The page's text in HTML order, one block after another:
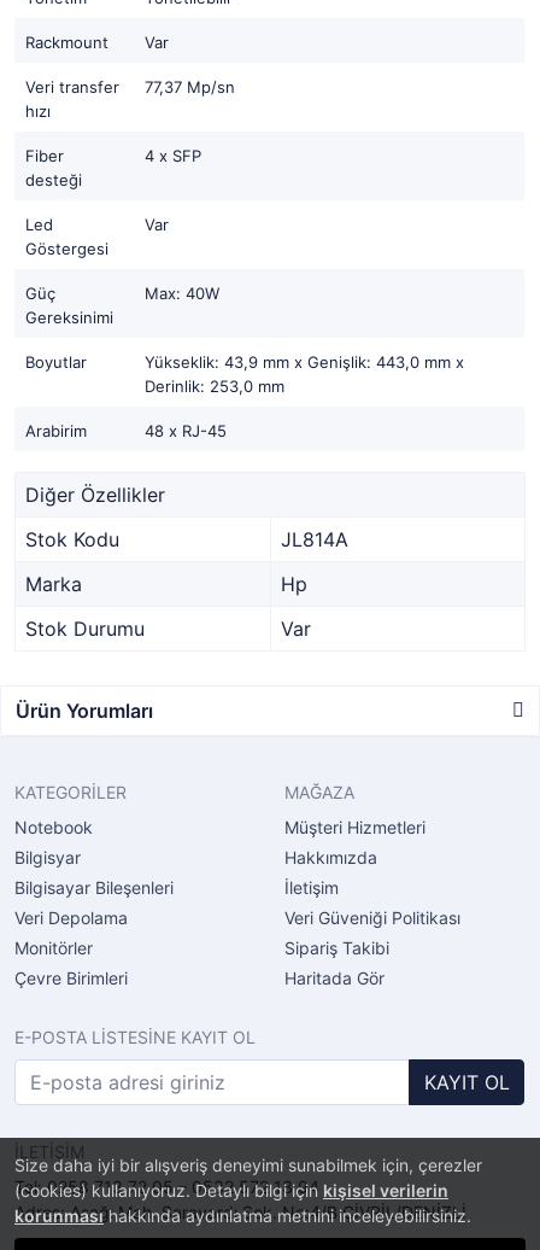
Size daha iyi bir alışveriş deneyimi sunabilmek için, çerezler
(cookies) kullanıyoruz. Detaylı bilgi için kişisel verilerin
korunmasıhakkında aydınlatma metnini inceleyebilirsiniz.
Rackmount Var
Veri transfer
hızı
77,37 Mp/sn
Fiber
desteği
4 x SFP
Led
Göstergesi
Var
Güç
Gereksinimi
Max: 40W
Boyutlar
Yükseklik: 43,9 mm x Genişlik: 443,0 mm x
Derinlik: 253,0 mm
Arabirim 48 x RJ-45
Diğer Özellikler
Stok Kodu
JL814A
Marka
Hp
Stok Durumu
Var
Ürün Yorumları
KATEGORİLER
Notebook
Bilgisyar
Bilgisayar Bileşenleri
Veri Depolama
Monitörler
Çevre Birimleri
MAĞAZA
Müşteri Hizmetleri
Hakkımızda
İletişim
Veri Güveniği Politikası
Sipariş Takibi
Haritada Gör
E-POSTA LİSTESİNE KAYIT OL
KAYIT OL
İLETİŞİM
Tel: 0258 713 72 05 – 0532 572 13 94
Adres: Aşağı Mah. Sarayardı Sok. No:4/B ÇİVRİL/DENİZLİ